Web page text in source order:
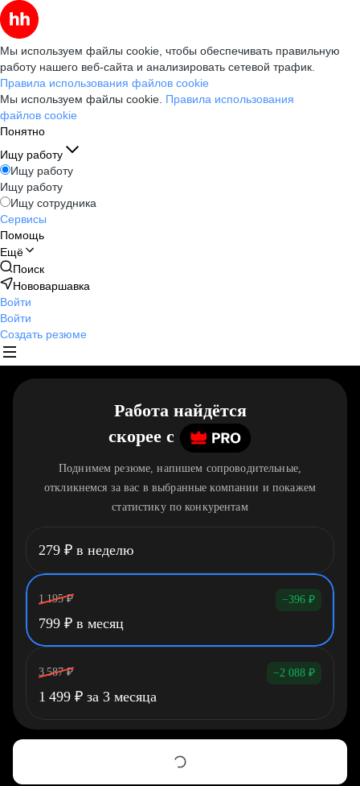
Мы используем файлы cookie, чтобы обеспечивать правильную
работу нашего веб-сайта и анализировать сетевой трафик.
Правила использования файлов cookie
Мы используем файлы cookie. Правила использования
файлов cookie
Понятно
Ищу работу
Ищу работу
Ищу работу
Ищу сотрудника
Сервисы
Помощь
Ещё
Поиск
Нововаршавка
Войти
Войти
Создать резюме
Работа найдётся
скорее c
Поднимем резюме, напишем сопроводительные,
откликнемся за вас в выбранные компании и покажем
статистику по конкурентам
279 ₽ в неделю
1 195 ₽ −396 ₽
799 ₽ в месяц
3 587 ₽ −2 088 ₽
1 499 ₽ за 3 месяца